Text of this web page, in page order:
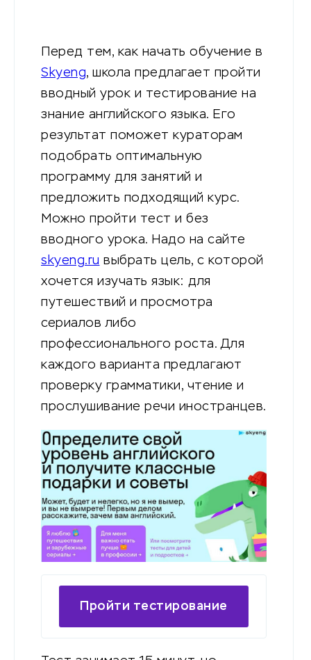
Перед тем, как начать обучение в
Skyeng, школа предлагает пройти
вводный урок и тестирование на
знание английского языка. Его
результат поможет кураторам
подобрать оптимальную
программу для занятий и
предложить подходящий курс.
Можно пройти тест и без
вводного урока. Надо на сайте
skyeng.ru выбрать цель, с которой
хочется изучать язык: для
путешествий и просмотра
сериалов либо
профессионального роста. Для
каждого варианта предлагают
проверку грамматики, чтение и
прослушивание речи иностранцев.
Пройти тестирование